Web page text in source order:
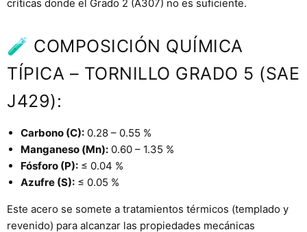
críticas donde el Grado 2 (A307) no es suficiente.
🧪 COMPOSICIÓN QUÍMICA
TÍPICA – TORNILLO GRADO 5 (SAE
J429):
Carbono (C): 0.28 – 0.55 %
Manganeso (Mn): 0.60 – 1.35 %
Fósforo (P): ≤ 0.04 %
Azufre (S): ≤ 0.05 %
Este acero se somete a tratamientos térmicos (templado y
revenido) para alcanzar las propiedades mecánicas